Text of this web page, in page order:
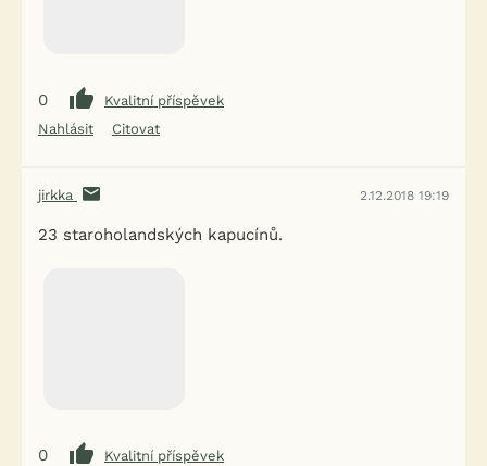
0
Kvalitní příspěvek
Nahlásit
Citovat
jirkka 2.12.2018 19:19
23 staroholandských kapucínů.
0
Kvalitní příspěvek